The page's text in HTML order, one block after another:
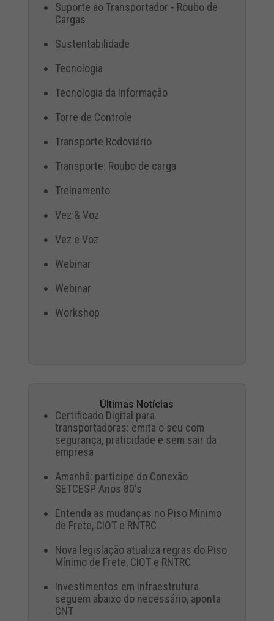
Suporte ao Transportador - Roubo de
Cargas
Sustentabilidade
Tecnologia
Tecnologia da Informação
Torre de Controle
Transporte Rodoviário
Transporte: Roubo de carga
Treinamento
Vez & Voz
Vez e Voz
Webinar
Webinar
Workshop
Últimas Notícias
Certificado Digital para
transportadoras: emita o seu com
segurança, praticidade e sem sair da
empresa
Amanhã: participe do Conexão
SETCESP Anos 80's
Entenda as mudanças no Piso Mínimo
de Frete, CIOT e RNTRC
Nova legislação atualiza regras do Piso
Mínimo de Frete, CIOT e RNTRC
Investimentos em infraestrutura
seguem abaixo do necessário, aponta
CNT